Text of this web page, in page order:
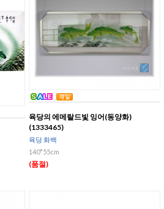
육당의 에메랄드빛 잉어(동양화)
(1333465)
육당 화백
140*55cm
(품절)